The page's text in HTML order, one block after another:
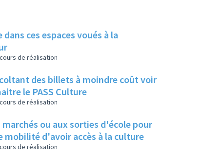
ces espaces voués à la
de réalisation
des billets à moindre coût voir
le PASS Culture
de réalisation
ou aux sorties d'école pour
mobilité d'avoir accès à la culture
de réalisation